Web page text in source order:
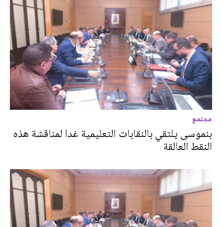
مجتمع
بنموسى يلتقي بالنقابات التعليمية غدا لمناقشة هذه
النقط العالقة